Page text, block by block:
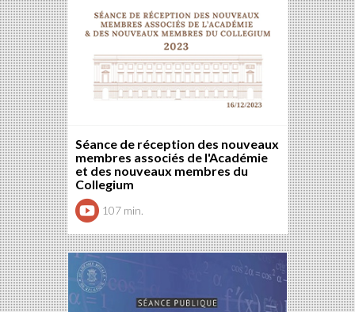
Séance de réception des nouveaux
membres associés de l'Académie
et des nouveaux membres du
Collegium
107 min.